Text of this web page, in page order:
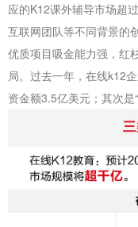
应的K12课外辅导市场超
互联网团队等不同背景的
优质项目吸金能力强，红
局。过去一年，在线k12
资金额3.5亿美元；其次是